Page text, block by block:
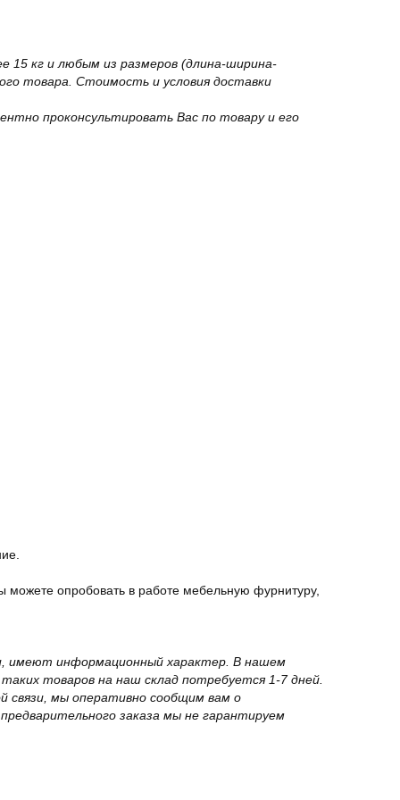
15 кг и любым из размеров (длина-ширина-
товара. Стоимость и условия доставки
проконсультировать Вас по товару и его
опробовать в работе мебельную фурнитуру,
имеют информационный характер. В нашем
товаров на наш склад потребуется 1-7 дней.
связи, мы оперативно сообщим вам о
заказа мы не гарантируем